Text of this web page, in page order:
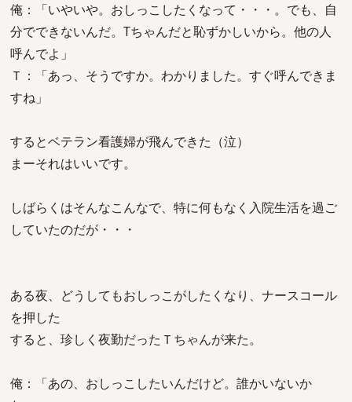
俺：「いやいや。おしっこしたくなって・・・。でも、自
分でできないんだ。Tちゃんだと恥ずかしいから。他の人
呼んでよ」
Ｔ：「あっ、そうですか。わかりました。すぐ呼んできま
すね」
するとベテラン看護婦が飛んできた（泣）
まーそれはいいです。
しばらくはそんなこんなで、特に何もなく入院生活を過ご
していたのだが・・・
ある夜、どうしてもおしっこがしたくなり、ナースコール
を押した
すると、珍しく夜勤だったＴちゃんが来た。
俺：「あの、おしっこしたいんだけど。誰かいないか